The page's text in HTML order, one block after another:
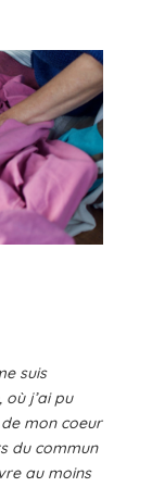
suis
j’ai pu
mon coeur
du commun
au moins